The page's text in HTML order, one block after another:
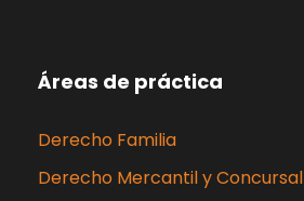
Áreas de práctica
Derecho Familia
Derecho Mercantil y Concursal